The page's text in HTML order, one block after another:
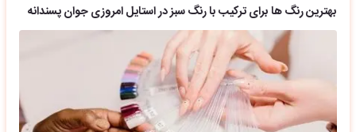
بهترین رنگ ها برای ترکیب با رنگ سبز در استایل امروزی جوان پسندانه